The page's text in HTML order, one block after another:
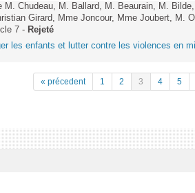
M. Chudeau, M. Ballard, M. Beaurain, M.
Girard, Mme Joncour, Mme Joubert, M.
7 - Rejeté
les enfants et lutter contre les violences en
« précedent 1 2 3 4 5